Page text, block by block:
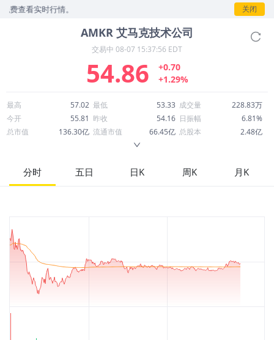
实时行情。 关闭
AMKR 艾马克技术公司
交易中 08-07 15:37:56 EDT
54.86
+0.70
+1.29%
最高 57.02 最低 53.33 成交量
228.83万
今开
55.81 昨收 54.16 日振幅
6.81%
总市值
136.30亿 流通市值 66.45亿 总股本
2.48亿
52周最高
96.68 市盈率
24.60
股息
分时 五日 日K 周K 月K